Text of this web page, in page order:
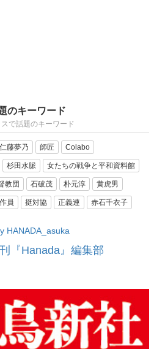
のキーワード
で話題のキーワード
仁藤夢乃 師匠 Colabo
杉田水脈 女たちの戦争と平和資料館
教団 石破茂 朴元淳 黄虎男
員 挺対協 正義連 赤石千衣子
HANADA_asuka
『Hanada』編集部